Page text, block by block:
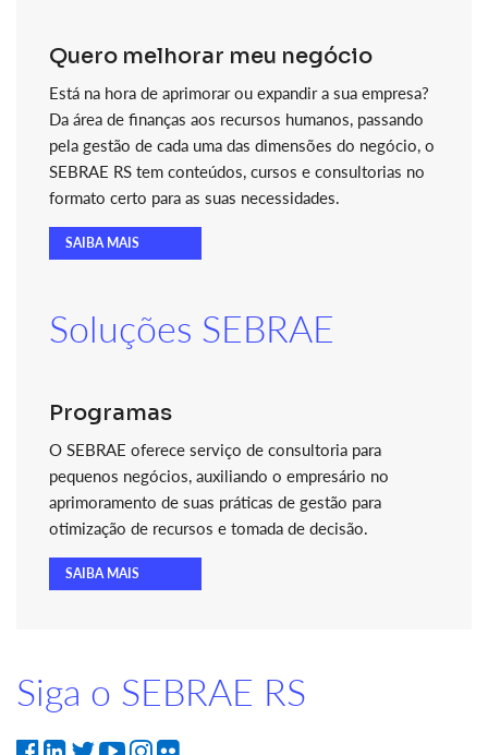
Quero melhorar meu negócio
Está na hora de aprimorar ou expandir a sua empresa?
Da área de finanças aos recursos humanos, passando
pela gestão de cada uma das dimensões do negócio, o
SEBRAE RS tem conteúdos, cursos e consultorias no
formato certo para as suas necessidades.
SAIBA MAIS
Soluções SEBRAE
Programas
O SEBRAE oferece serviço de consultoria para
pequenos negócios, auxiliando o empresário no
aprimoramento de suas práticas de gestão para
otimização de recursos e tomada de decisão.
SAIBA MAIS
Siga o SEBRAE RS